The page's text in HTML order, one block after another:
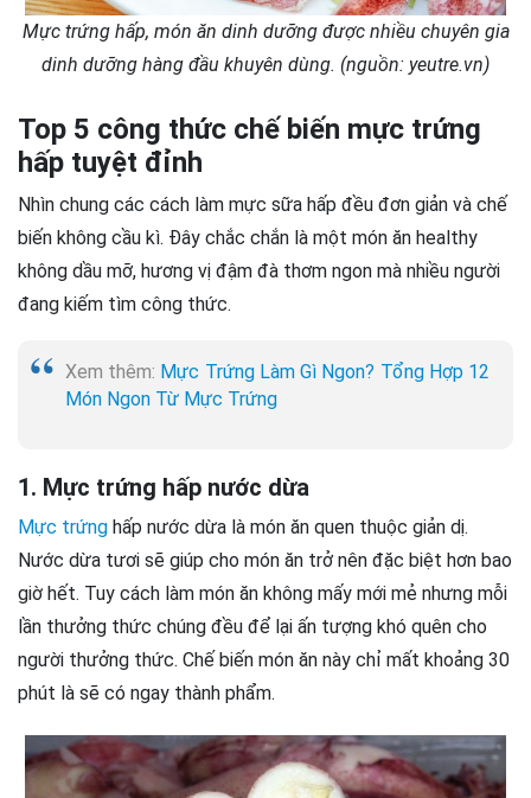
Mực trứng hấp, món ăn dinh dưỡng được nhiều chuyên gia
dinh dưỡng hàng đầu khuyên dùng. (nguồn: yeutre.vn)
Top 5 công thức chế biến mực trứng
hấp tuyệt đỉnh
Nhìn chung các cách làm mực sữa hấp đều đơn giản và chế
biến không cầu kì. Đây chắc chắn là một món ăn healthy
không dầu mỡ, hương vị đậm đà thơm ngon mà nhiều người
đang kiếm tìm công thức.
Xem thêm: Mực Trứng Làm Gì Ngon? Tổng Hợp 12
Món Ngon Từ Mực Trứng
1. Mực trứng hấp nước dừa
Mực trứng hấp nước dừa là món ăn quen thuộc giản dị.
Nước dừa tươi sẽ giúp cho món ăn trở nên đặc biệt hơn bao
giờ hết. Tuy cách làm món ăn không mấy mới mẻ nhưng mỗi
lần thưởng thức chúng đều để lại ấn tượng khó quên cho
người thưởng thức. Chế biến món ăn này chỉ mất khoảng 30
phút là sẽ có ngay thành phẩm.